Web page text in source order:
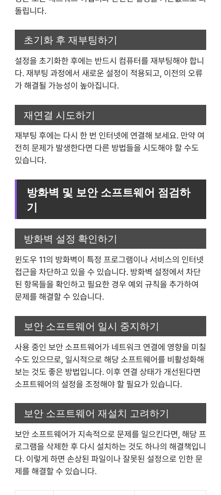
돌립니다.
초기화 후 재부팅하기
설정을 초기화한 후에는 반드시 컴퓨터를 재부팅해야 합니
다. 재부팅 과정에서 새로운 설정이 적용되고, 이전의 오류
가 해결될 가능성이 높아집니다.
재연결 시도하기
재부팅 후에는 다시 한 번 인터넷에 연결해 보세요. 만약 여
전히 문제가 발생한다면 다른 방법들을 시도해야 할 수도
있습니다.
방화벽 및 보안 소프트웨어 점검하
기
방화벽 설정 확인하기
윈도우 11의 방화벽이 특정 프로그램이나 서비스의 인터넷
접근을 차단하고 있을 수 있습니다. 방화벽 설정에서 차단
된 항목들을 확인하고 필요한 경우 예외 규칙을 추가하여
문제를 해결할 수 있습니다.
보안 소프트웨어 일시 중지하기
사용 중인 보안 소프트웨어가 네트워크 연결에 영향을 미칠
수도 있으므로, 일시적으로 해당 소프트웨어를 비활성화해
보는 것도 좋은 방법입니다. 이후 연결 상태가 개선된다면
소프트웨어의 설정을 조정해야 할 필요가 있습니다.
보안 소프트웨어 재설치 고려하기
보안 소프트웨어가 지속적으로 문제를 일으킨다면, 해당 프
로그램을 삭제한 후 다시 설치하는 것도 하나의 해결책입니
다. 이렇게 하면 손상된 파일이나 잘못된 설정으로 인한 문
제를 해결할 수 있습니다.